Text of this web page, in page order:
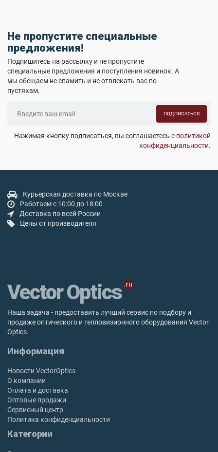
Не пропустите специальные
предложения!
Подпишитесь на рассылку и не пропустите
специальные предложения и поступления новинок. А
мы обещаем не спамить и не отвлекать вас по
пустякам.
ПОДПИСАТЬСЯ
Нажимая кнопку подписаться, вы соглашаетесь с политикой
конфиденциальности.
Курьерская доставка по Москве
Работаем с 10:00 до 18:00
Доставка по всей России
Цены от производителя
Vector Optics
Наша задача - предоставить лучший сервис по подбору и
продаже оптического и тепловизионного оборудования Vector
Optics.
Информация
Новости VectorOptics
О компании
Оплата и доставка
Оптовые продажи
Сервисный центр
Политика конфиденциальности
Категории